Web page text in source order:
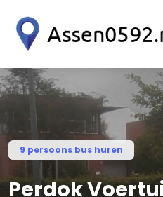
9 persoons bus huren
Perdok